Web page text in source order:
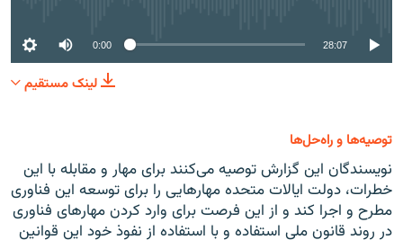
0:00 28:07
لینک مستقیم
توصیه‌ها و راه‌حل‌ها
نویسندگان این گزارش توصیه می‌کنند برای مهار و مقابله با این
خطرات، دولت ایالات متحده مهارهایی را برای توسعه این فناوری
مطرح و اجرا کند و از این فرصت برای وارد کردن مهارهای فناوری
در روند قانون ملی استفاده و با استفاده از نفوذ خود این قوانین